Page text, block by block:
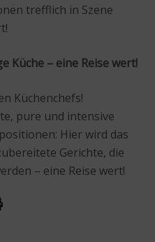
trefflich in Szene
Küche – eine Reise wert!
Küchenchefs!
pure und intensive
Hier wird das
Gerichte, die
– eine Reise wert!